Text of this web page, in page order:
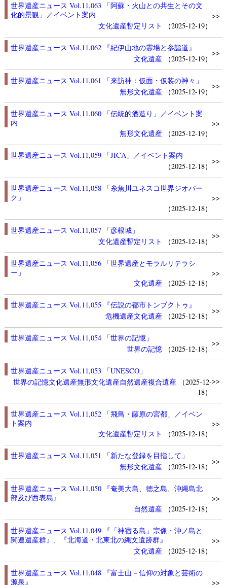
世界遺産ニュース Vol.11,063 「阿蘇・火山との共生とその文
化的景観」／イベント案内
文化遺産暫定リスト （2025-12-19）
>>
世界遺産ニュース Vol.11,062 『紀伊山地の霊場と参詣道』
文化遺産
（2025-12-19）
>>
世界遺産ニュース Vol.11,061 「来訪神：仮面・仮装の神々」
無形文化遺産
（2025-12-19）
>>
世界遺産ニュース Vol.11,060 「伝統的酒造り」／イベント案
内
無形文化遺産
（2025-12-19）
>>
世界遺産ニュース Vol.11,059 「JICA」／イベント案内
（2025-12-18）
>>
世界遺産ニュース Vol.11,058 「糸魚川ユネスコ世界ジオパー
ク」
（2025-12-18）
>>
世界遺産ニュース Vol.11,057 「彦根城」
文化遺産暫定リスト （2025-12-18）
>>
世界遺産ニュース Vol.11,056 「世界遺産とモラルリテラシ
ー」
文化遺産
（2025-12-18）
>>
世界遺産ニュース Vol.11,055 『伝説の都市トンブクトゥ』
危機遺産文化遺産 （2025-12-18）
>>
世界遺産ニュース Vol.11,054 「世界の記憶」
世界の記憶
（2025-12-18）
>>
世界遺産ニュース Vol.11,053 「UNESCO」
世界の記憶文化遺産無形文化遺産自然遺産複合遺産
（2025-12-
18）
>>
世界遺産ニュース Vol.11,052 「飛鳥・藤原の宮都」／イベン
ト案内
文化遺産暫定リスト （2025-12-18）
>>
世界遺産ニュース Vol.11,051 「新たな登録を目指して」
無形文化遺産
（2025-12-18）
>>
世界遺産ニュース Vol.11,050 『奄美大島、徳之島、沖縄島北
部及び西表島』
自然遺産
（2025-12-18）
>>
世界遺産ニュース Vol.11,049 『「神宿る島」宗像・沖ノ島と
関連遺産群』、『北海道・北東北の縄文遺跡群』
文化遺産
（2025-12-18）
>>
世界遺産ニュース Vol.11,048 『富士山－信仰の対象と芸術の
源泉』
>>